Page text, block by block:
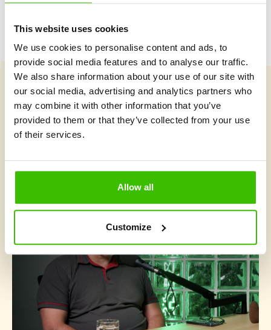
This website uses cookies
We use cookies to personalise content and ads, to
provide social media features and to analyse our traffic.
We also share information about your use of our site with
our social media, advertising and analytics partners who
may combine it with other information that you’ve
provided to them or that they’ve collected from your use
of their services.
Allow all
Customize
Vybrat kurz
Co je v Gymnathlonu nového